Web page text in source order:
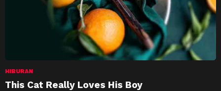
HIBURAN
This Cat Really Loves His Boy